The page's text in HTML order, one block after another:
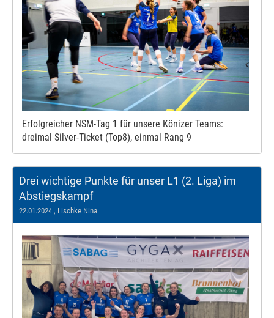
Erfolgreicher NSM-Tag 1 für unsere Könizer Teams:
dreimal Silver-Ticket (Top8), einmal Rang 9
Drei wichtige Punkte für unser L1 (2. Liga) im
Abstiegskampf
22.01.2024 , Lischke Nina